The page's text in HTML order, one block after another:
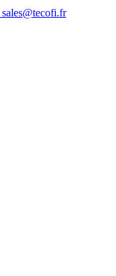
sales@tecofi.fr